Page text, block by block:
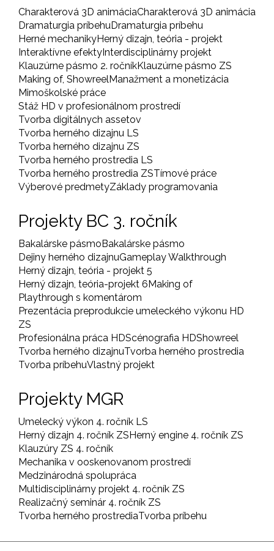
Charakterová 3D animáciaCharakterová 3D animácia
Dramaturgia príbehuDramaturgia príbehu
Herné mechanikyHerný dizajn, teória - projekt
Interaktívne efektyInterdisciplinárny projekt
Klauzúrne pásmo 2. ročníkKlauzúrne pásmo ZS
Making of, ShowreelManažment a monetizácia
Mimoškolské práce
Stáž HD v profesionálnom prostredí
Tvorba digitálnych assetov
Tvorba herného dizajnu LS
Tvorba herného dizajnu ZS
Tvorba herného prostredia LS
Tvorba herného prostredia ZSTímové práce
Výberové predmetyZáklady programovania
Projekty BC 3. ročník
Bakalárske pásmoBakalárske pásmo
Dejiny herného dizajnuGameplay Walkthrough
Herný dizajn, teória - projekt 5
Herný dizajn, teória-projekt 6Making of
Playthrough s komentárom
Prezentácia preprodukcie umeleckého výkonu HD
ZS
Profesionálna práca HDScénografia HDShowreel
Tvorba herného dizajnuTvorba herného prostredia
Tvorba príbehuVlastný projekt
Projekty MGR
Umelecký výkon 4. ročník LS
Herný dizajn 4. ročník ZSHerný engine 4. ročník ZS
Klauzúry ZS 4. ročník
Mechanika v ooskenovanom prostredí
Medzinárodná spolupráca
Multidisciplinárny projekt 4. ročník ZS
Realizačný seminár 4. ročník ZS
Tvorba herného prostrediaTvorba príbehu